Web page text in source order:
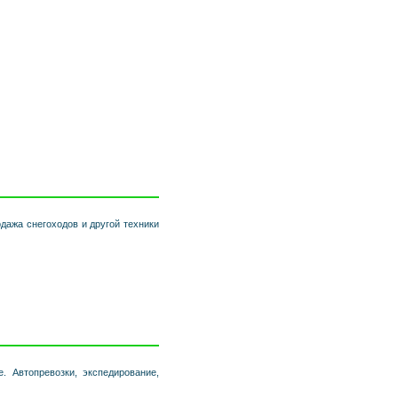
снегоходов и другой техники
экспедирование,